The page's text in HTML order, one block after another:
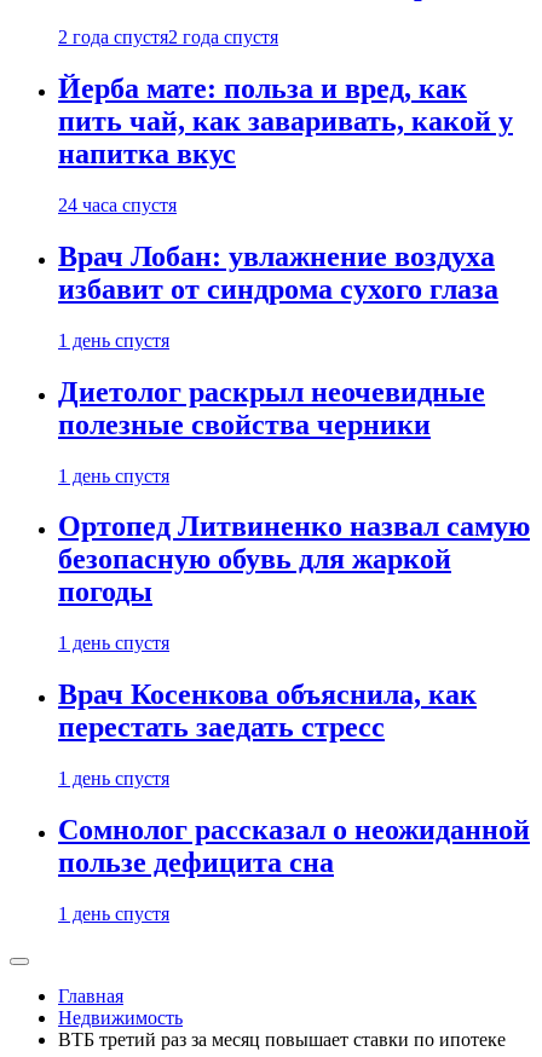
2 года спустя2 года спустя
Йерба мате: польза и вред, как
пить чай, как заваривать, какой у
напитка вкус
24 часа спустя
Врач Лобан: увлажнение воздуха
избавит от синдрома сухого глаза
1 день спустя
Диетолог раскрыл неочевидные
полезные свойства черники
1 день спустя
Ортопед Литвиненко назвал самую
безопасную обувь для жаркой
погоды
1 день спустя
Врач Косенкова объяснила, как
перестать заедать стресс
1 день спустя
Сомнолог рассказал о неожиданной
пользе дефицита сна
1 день спустя
Главная
Недвижимость
ВТБ третий раз за месяц повышает ставки по ипотеке